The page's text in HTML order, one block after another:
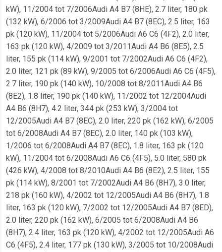
kW), 11/2004 tot 7/2006Audi A4 B7 (8HE), 2.7 liter, 180 pk
(132 kW), 6/2006 tot 3/2009Audi A4 B7 (8EC), 2.5 liter, 163
pk (120 kW), 11/2004 tot 5/2006Audi A6 C6 (4F2), 2.0 liter,
163 pk (120 kW), 4/2009 tot 3/2011Audi A4 B6 (8E5), 2.5
liter, 155 pk (114 kW), 9/2001 tot 7/2002Audi A6 C6 (4F2),
2.0 liter, 121 pk (89 kW), 9/2005 tot 6/2006Audi A6 C6 (4F5),
2.7 liter, 190 pk (140 kW), 10/2008 tot 8/2011Audi A4 B6
(8E2), 1.8 liter, 190 pk (140 kW), 11/2002 tot 12/2004Audi
A4 B6 (8H7), 4.2 liter, 344 pk (253 kW), 3/2004 tot
12/2005Audi A4 B7 (8EC), 2.0 liter, 220 pk (162 kW), 6/2005
tot 6/2008Audi A4 B7 (8EC), 2.0 liter, 140 pk (103 kW),
1/2006 tot 6/2008Audi A4 B7 (8EC), 1.8 liter, 163 pk (120
kW), 11/2004 tot 6/2008Audi A6 C6 (4F5), 5.0 liter, 580 pk
(426 kW), 4/2008 tot 8/2010Audi A4 B6 (8E2), 2.5 liter, 155
pk (114 kW), 8/2001 tot 7/2002Audi A4 B6 (8H7), 3.0 liter,
218 pk (160 kW), 4/2002 tot 12/2005Audi A4 B6 (8H7), 1.8
liter, 163 pk (120 kW), 7/2002 tot 12/2005Audi A4 B7 (8ED),
2.0 liter, 220 pk (162 kW), 6/2005 tot 6/2008Audi A4 B6
(8H7), 2.4 liter, 163 pk (120 kW), 4/2002 tot 12/2005Audi A6
C6 (4F5), 2.4 liter, 177 pk (130 kW), 3/2005 tot 10/2008Audi